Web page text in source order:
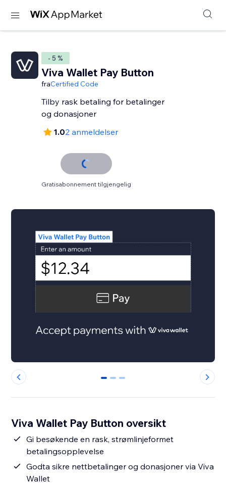
- 5 %
Viva Wallet Pay Button
fraCertified Code
Tilby rask betaling for betalinger
og donasjoner
1.02 anmeldelser
Gratisabonnement tilgjengelig
0 1 2
Viva Wallet Pay Button oversikt
Gi besøkende en rask, strømlinjeformet
betalingsopplevelse
Godta sikre nettbetalinger og donasjoner via Viva
Wallet